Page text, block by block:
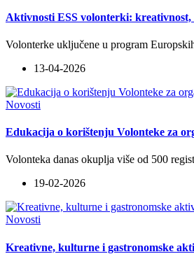
Aktivnosti ESS volonterki: kreativnost,
Volonterke uključene u program
13-04-2026
Novosti
Edukacija o korištenju Volonteke za
Volonteka danas okuplja više od 500
19-02-2026
Novosti
Kreativne, kulturne i gastronomske